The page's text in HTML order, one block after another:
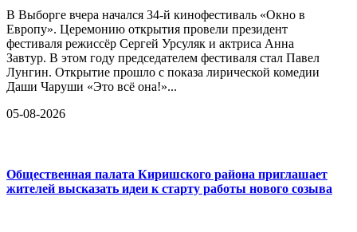
В Выборге вчера начался 34-й кинофестиваль «Окно в
Европу». Церемонию открытия провели президент
фестиваля режиссёр Сергей Урсуляк и актриса Анна
Завтур. В этом году председателем фестиваля стал Павел
Лунгин. Открытие прошло с показа лирической комедии
Даши Чаруши «Это всё она!»...
05-08-2026
Общественная палата Киришского района приглашает
жителей высказать идеи к старту работы нового созыва